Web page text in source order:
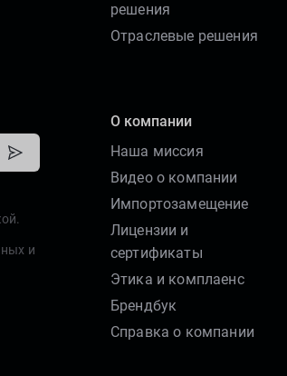
и
решения
Отраслевые решения
О компании
Наша миссия
Видео о компании
Импортозамещение
Лицензии и
сертификаты
Этика и комплаенс
Брендбук
Справка о компании